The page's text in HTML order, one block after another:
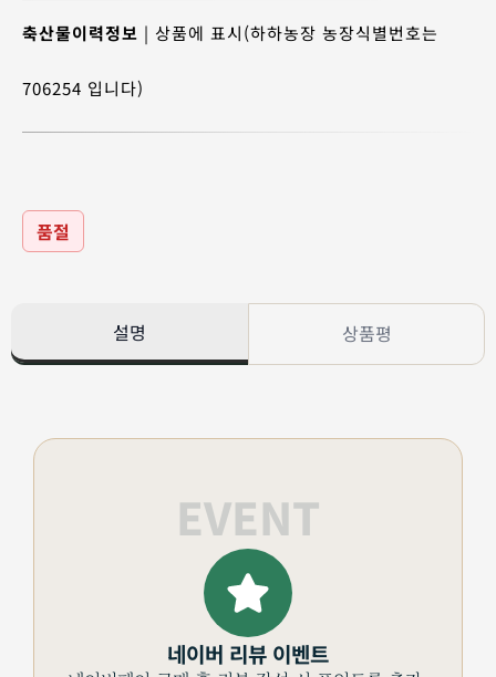
축산물이력정보 | 상품에 표시(하하농장 농장식별번호는
706254 입니다)
품절
설명 상품평
EVENT
네이버 리뷰 이벤트